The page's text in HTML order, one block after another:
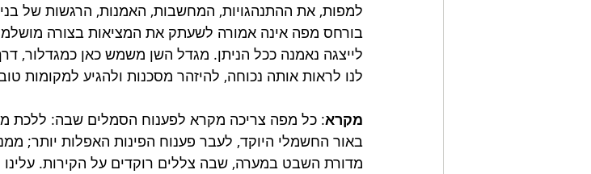
למפות, את ההתנהגויות, המחשבות, האמנות, הרגשות של
לייצגה נאמנה ככל הניתן. מגדל השן משמש כאן כמגדלור,
לנו לראות אותה נכוחה, להיזהר מסכנות ולהגיע למקומות
מקרא: כל מפה צריכה מקרא לפענוח הסמלים שבה: ללכת
באור החשמלי היוקד, לעבר פענוח הפינות האפלות יותר;
מדורת השבט במערה, שבה צללים רוקדים על הקירות.